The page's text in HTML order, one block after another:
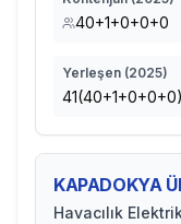
40+1+0+0+0
Yerleşen (2025)
41(40+1+0+0+0)
KAPADOKYA
Havacılık